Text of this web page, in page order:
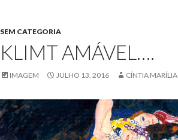
SEM CATEGORIA
KLIMT AMÁVEL….
IMAGEM JULHO 13, 2016 CÍNTIA MARÍLIA